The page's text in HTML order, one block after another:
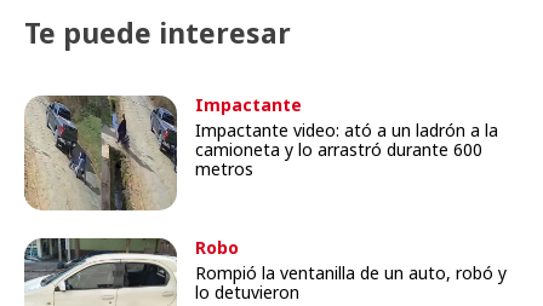
Te puede interesar
Impactante
Impactante video: ató a un ladrón a la
camioneta y lo arrastró durante 600
metros
Robo
Rompió la ventanilla de un auto, robó y
lo detuvieron